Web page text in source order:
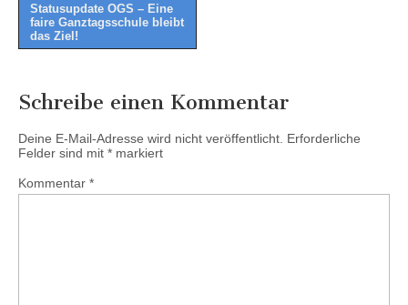
navigation
Statusupdate OGS – Eine
faire Ganztagsschule bleibt
das Ziel!
Schreibe einen Kommentar
Deine E-Mail-Adresse wird nicht veröffentlicht. Erforderliche
Felder sind mit * markiert
Kommentar *